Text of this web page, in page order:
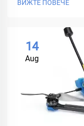
ВИЖТЕ ПОВЕЧЕ
14
Aug